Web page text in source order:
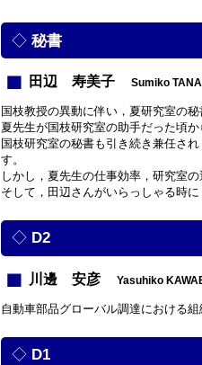
秘書
田辺 寿美子 Sumiko
国枝教授の異動に伴い，夏研究室の秘
夏先生が国枝研究室の助手だった頃
国枝研究室の秘書も引き続き兼任さ
す。
しかし，夏先生の仕事効率，研究室
そして，田辺さんがいらっしゃる時
D2
川邊 安彦 Yasuhiko
自動車部品グローバル調達における
D1